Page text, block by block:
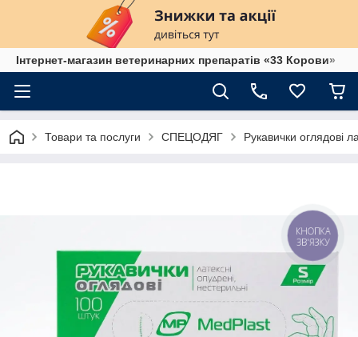
Інтернет-магазин ветеринарних препаратів «33 Корови»
Товари та послуги СПЕЦОДЯГ Рукавички оглядові
КНОПКА
ЗВ'ЯЗКУ